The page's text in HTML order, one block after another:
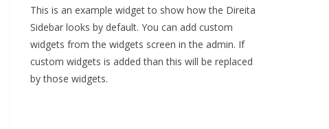
This is an example widget to show how the Direita
Sidebar looks by default. You can add custom
widgets from the widgets screen in the admin. If
custom widgets is added than this will be replaced
by those widgets.